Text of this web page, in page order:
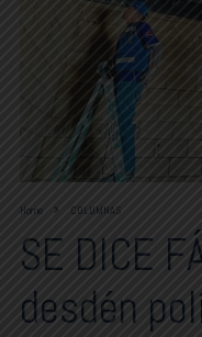
Home COLUMNAS
SE DICE
desdén